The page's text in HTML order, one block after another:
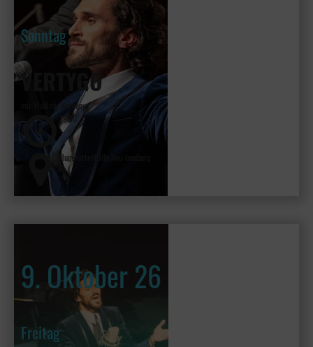
Sonntag
VERTYGO
mit Vladimir Kornéev
19:30
Hugenottenhalle Neu-Isenburg
9. Oktober 26
Freitag